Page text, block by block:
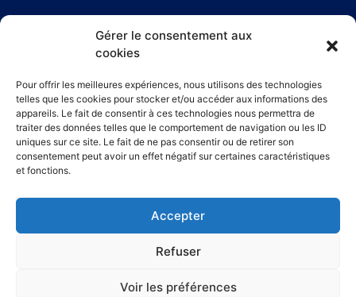
Gérer le consentement aux
cookies
Pour offrir les meilleures expériences, nous utilisons des technologies
telles que les cookies pour stocker et/ou accéder aux informations des
appareils. Le fait de consentir à ces technologies nous permettra de
traiter des données telles que le comportement de navigation ou les ID
uniques sur ce site. Le fait de ne pas consentir ou de retirer son
consentement peut avoir un effet négatif sur certaines caractéristiques
et fonctions.
Accepter
Refuser
Voir les préférences
Le lundi : de 7h30 à 12h00 et de 13h00 à 16h30
Du mardi au jeudi : de 7h30 à 12h00 et de 13h00 à 16h00
Le vendredi : de 7h30 à 12h00
© 2026 Tous droits réservés
Conditions Générales d’Utilisation